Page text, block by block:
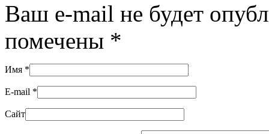
Ваш e-mail не будет
помечены *
Имя *
E-mail *
Сайт